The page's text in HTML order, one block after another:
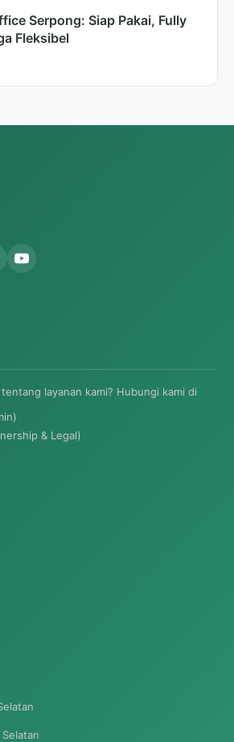
Serpong: Siap Pakai, Fully
Fleksibel
layanan kami? Hubungi kami di
& Legal)